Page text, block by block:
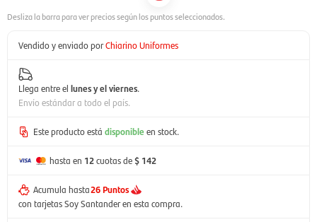
Vendido y enviado porChiarino Uniformes
Llega entre el lunes y el viernes.
Envío estándar a todo el país.
Este producto está disponible en stock.
hasta en 12cuotas de$ 142
Acumula hasta26 Puntos
con tarjetas Soy Santander en esta compra.